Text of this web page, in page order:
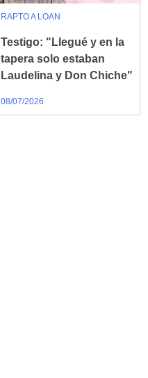
RAPTO A LOAN
Testigo: "Llegué y en la
tapera solo estaban
Laudelina y Don Chiche"
08/07/2026